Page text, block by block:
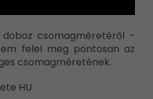
csomagméretéről -
felel meg pontosan az
csomagméretének.